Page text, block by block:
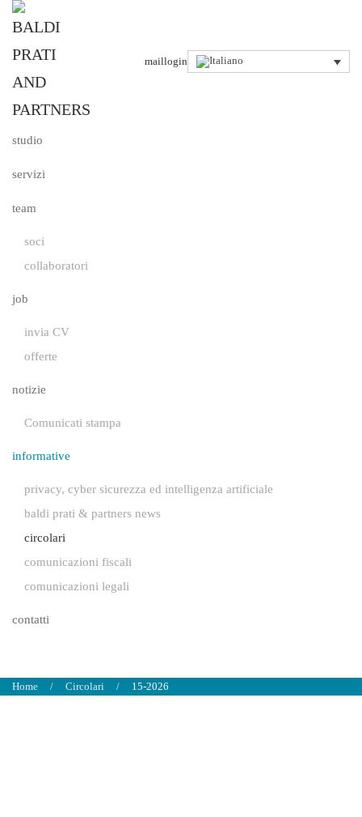
maillogin
studio
servizi
team
soci
collaboratori
job
invia CV
offerte
notizie
Comunicati stampa
informative
privacy, cyber sicurezza ed intelligenza artificiale
baldi prati & partners news
circolari
comunicazioni fiscali
comunicazioni legali
contatti
Home Circolari 15-2026